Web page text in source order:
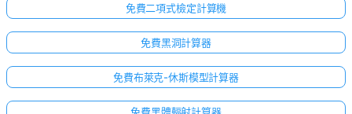
免費二項式檢定計算機
免費黑洞計算器
免費布萊克-休斯模型計算器
免費黑體輻射計算器